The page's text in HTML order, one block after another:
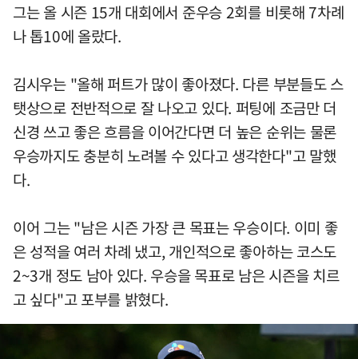
그는 올 시즌 15개 대회에서 준우승 2회를 비롯해 7차례
나 톱10에 올랐다.
김시우는 "올해 퍼트가 많이 좋아졌다. 다른 부분들도 스
탯상으로 전반적으로 잘 나오고 있다. 퍼팅에 조금만 더
신경 쓰고 좋은 흐름을 이어간다면 더 높은 순위는 물론
우승까지도 충분히 노려볼 수 있다고 생각한다"고 말했
다.
이어 그는 "남은 시즌 가장 큰 목표는 우승이다. 이미 좋
은 성적을 여러 차례 냈고, 개인적으로 좋아하는 코스도
2~3개 정도 남아 있다. 우승을 목표로 남은 시즌을 치르
고 싶다"고 포부를 밝혔다.